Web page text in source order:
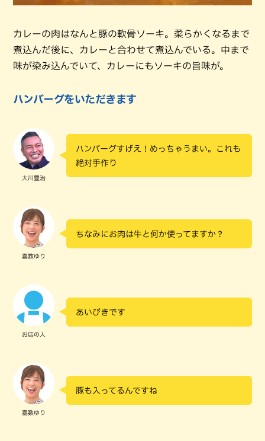
カレーの肉はなんと豚の軟骨ソーキ。柔らかくなるまで
煮込んだ後に、カレーと合わせて煮込んでいる。中まで
味が染み込んでいて、カレーにもソーキの旨味が。
ハンバーグをいただきます
大川豊治
ハンバーグすげえ！めっちゃうまい。これも
絶対手作り
嘉数ゆり
ちなみにお肉は牛と何か使ってますか？
お店の人
あいびきです
嘉数ゆり
豚も入ってるんですね